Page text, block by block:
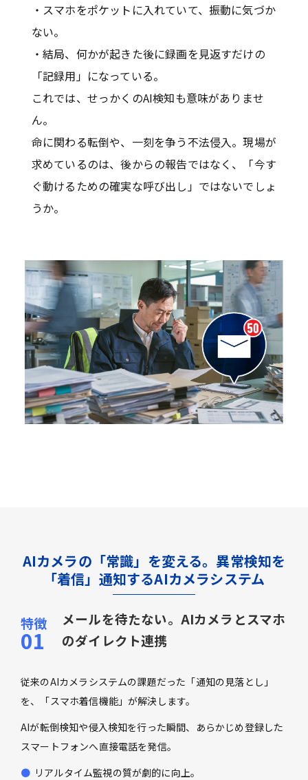
・スマホをポケットに入れていて、振動に気づか
ない。
・結局、何かが起きた後に録画を見返すだけの
「記録用」になっている。
これでは、せっかくのAI検知も意味がありませ
ん。
命に関わる転倒や、一刻を争う不法侵入。現場が
求めているのは、後からの報告ではなく、「今す
ぐ動けるための確実な呼び出し」ではないでしょ
うか。
AIカメラの「常識」を変える。異常検知を
「着信」通知するAIカメラシステム
メールを待たない。AIカメラとスマホ
のダイレクト連携
従来のAIカメラシステムの課題だった「通知の見落とし」
を、「スマホ着信機能」が解決します。
AIが転倒検知や侵入検知を行った瞬間、あらかじめ登録した
スマートフォンへ直接電話を発信。
リアルタイム監視の質が劇的に向上。